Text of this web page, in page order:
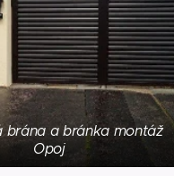
brána a bránka montáž
Opoj